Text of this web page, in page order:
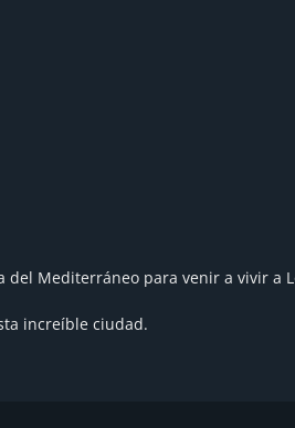
Mediterráneo para venir a
increíble ciudad.